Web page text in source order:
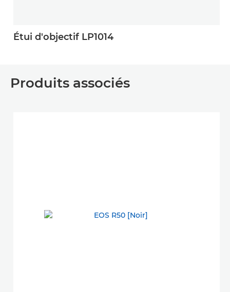
Étui d'objectif LP1014
Produits associés